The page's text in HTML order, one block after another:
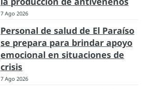
7 Ago 2026
Personal de salud de El Paraíso
se prepara para brindar apoyo
emocional en situaciones de
crisis
7 Ago 2026